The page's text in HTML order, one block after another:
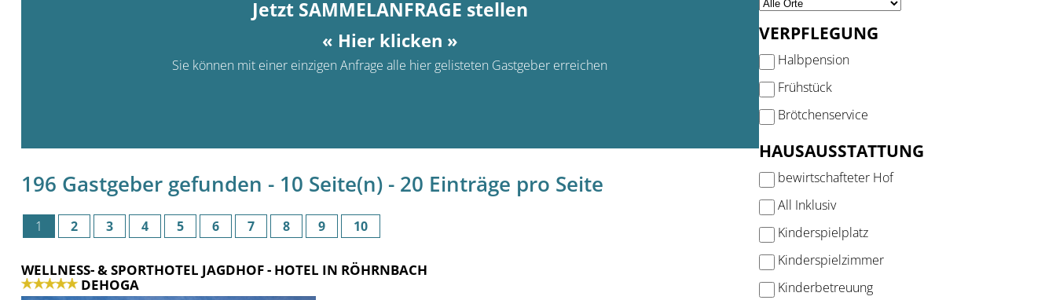
Jetzt SAMMELANFRAGE stellen
« Hier klicken »
Sie können mit einer einzigen Anfrage alle hier gelisteten Gastgeber erreichen
196 Gastgeber gefunden - 10 Seite(n) - 20 Einträge pro Seite
1 2 3 4 5 6 7 8 9 10
WELLNESS- & SPORTHOTEL JAGDHOF- HOTEL IN RÖHRNBACH
DEHOGA
VERPFLEGUNG
Halbpension
Frühstück
Brötchenservice
HAUSAUSSTATTUNG
bewirtschafteter Hof
All Inklusiv
Kinderspielplatz
Kinderspielzimmer
Kinderbetreuung